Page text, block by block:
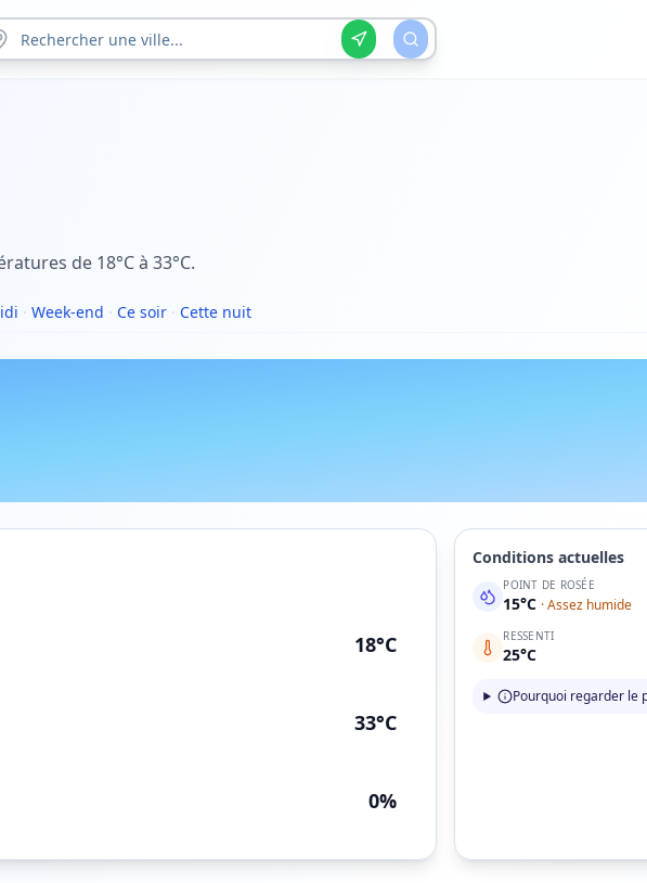
de 18°C à 33°C.
· Week-end · Ce soir · Cette nuit
18°C
33°C
0%
Conditions actuelles
POINT DE ROSÉE
15°C ·Assez humide
RESSENTI
25°C
Pourquoi regarder le